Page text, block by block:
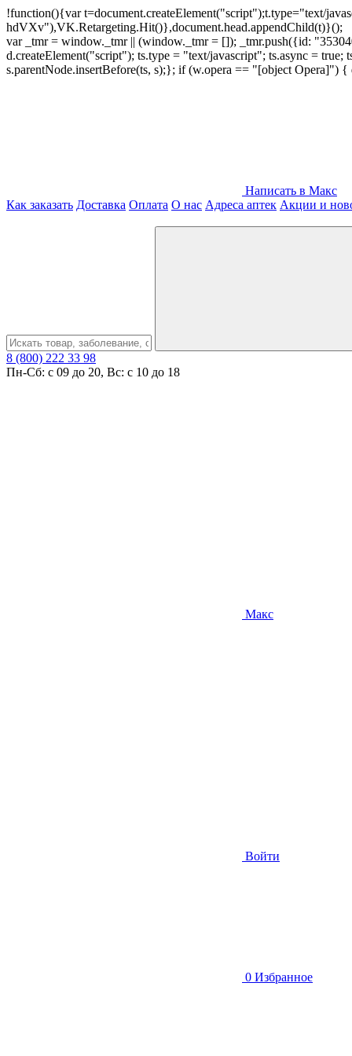
!function(){var t=document.createElement("script");t.type="text/
hdVXv"),VK.Retargeting.Hit()},document.head.appendChild(t)}();
var _tmr = window._tmr || (window._tmr = []); _tmr.push({id:
d.createElement("script"); ts.type = "text/javascript"; ts.async =
s.parentNode.insertBefore(ts, s);}; if (w.opera == "[object
Написать в Макс
Как заказать Доставка Оплата О нас Адреса аптек Акции и
8 (800) 222 33 98
Пн-Сб: с 09 до 20, Вс: с 10 до 18
Макс
Войти
0 Избранное